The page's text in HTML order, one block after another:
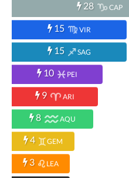
28 CAP
15 VIR
15 SAG
10 PEI
9 ARI
8 AQU
4 GEM
3 LEA